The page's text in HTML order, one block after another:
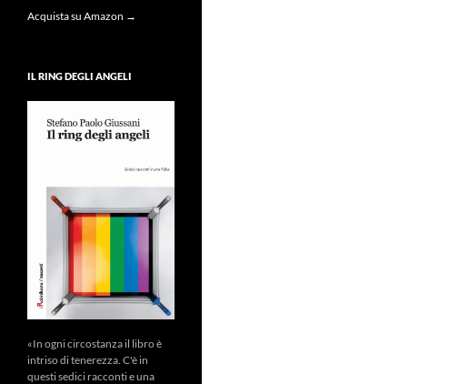
Acquista su Amazon →
IL RING DEGLI ANGELI
«In ogni circostanza il libro è
intriso di tenerezza. C'è in
questi sedici racconti e una